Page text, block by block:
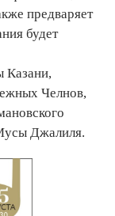
предваряет
будет
Казани,
Челнов,
Джалиля.